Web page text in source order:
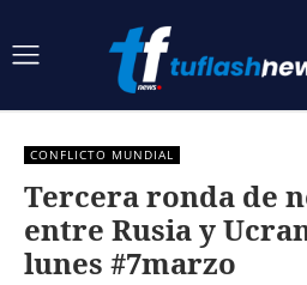
CONFLICTO MUNDIAL
Tercera ronda de
entre Rusia y
lunes #7marzo